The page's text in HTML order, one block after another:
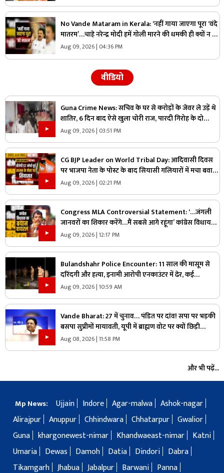
No Vande Mataram in Kerala: ‘नहीं गाया जाएगा पूरा ‘वंदे
मातरम’…चाहे नरेन्द्र मोदी हमें गोली मारने की धमकी ही क्यों न दें’
स्वतंत्रता दिवस से पहले इस राज्य के स्वास्थ्य मंत्री ने कह दी बड़ी
Aug 09, 2026 | 04:36 PM
वीडियो
Guna Crime News: सचिव के घर से करोड़ों के जेवर ले उड़ें थे
शातिर, 6 दिन बाद ऐसे खुला चोरी राज, पारदी गिरोह के दो
आरोपी गिरफ्तार
Aug 09, 2026 | 03:51 PM
CG BJP Leader on World Tribal Day: आदिवासी दिवस
पर भाजपा नेता के पोस्ट के बाद सियासी गलियारों में मचा बवाल,
जानिए ऐसा क्या कह दिया कि भड़के विपक्षी नेता
Aug 09, 2026 | 02:21 PM
Congress MLA Controversial Statement: ‘…जंगली
जानवरों का शिकार करेंगे…मैं सबसे आगे रहूंगा’ कांग्रेस विधायक
ने दिया विवादित बयान, वायरल हो रहा वीडियो
Aug 09, 2026 | 12:17 PM
Bulandshahr Police Encounter: 11 साल की मासूम से
दरिंदगी और हत्या, इनामी आरोपी एनकाउंटर में ढेर, कई
पुलिसकर्मी भी घायल
Aug 09, 2026 | 10:59 AM
Vande Bharat: 27 में चुनाव… पंडित पर दांव! सपा पर भड़की
बसपा सुप्रीमों मायावती, यूपी में ब्राह्मण वोट पर क्यों छिड़ी
महाभारत?
Aug 08, 2026 | 11:58 PM
और भी पढ़ें...
Mp News: Ujjain Indore Agar-malwa Ashok-nagar
Alirajpur Anuppur Chhindwara Chhatarpur Gwalior
Guna khargonewest-nimar Khandwaeast-nimar
Katni
Umaria
Dewas Damoh Datia Dindori
Dabra
Tikamgarh Jhabua Jabalpur Barwani
Panna